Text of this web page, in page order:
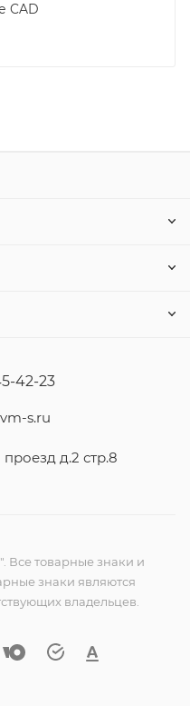
CAD
42-23
s.ru
д.2 стр.8
товарные знаки и
знаки являются
владельцев.